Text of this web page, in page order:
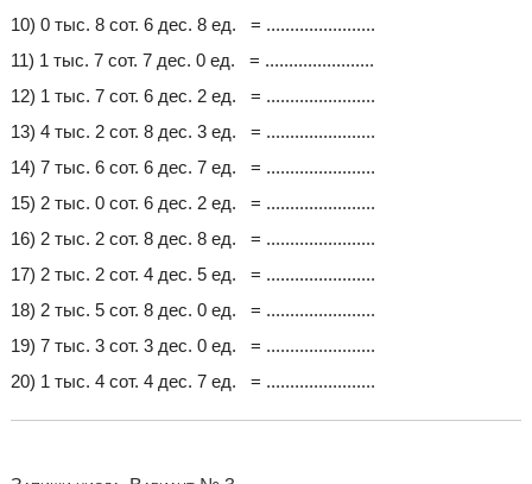
10) 0 тыс. 8 сот. 6 дес. 8 ед. = .......................
11) 1 тыс. 7 сот. 7 дес. 0 ед. = .......................
12) 1 тыс. 7 сот. 6 дес. 2 ед. = .......................
13) 4 тыс. 2 сот. 8 дес. 3 ед. = .......................
14) 7 тыс. 6 сот. 6 дес. 7 ед. = .......................
15) 2 тыс. 0 сот. 6 дес. 2 ед. = .......................
16) 2 тыс. 2 сот. 8 дес. 8 ед. = .......................
17) 2 тыс. 2 сот. 4 дес. 5 ед. = .......................
18) 2 тыс. 5 сот. 8 дес. 0 ед. = .......................
19) 7 тыс. 3 сот. 3 дес. 0 ед. = .......................
20) 1 тыс. 4 сот. 4 дес. 7 ед. = .......................